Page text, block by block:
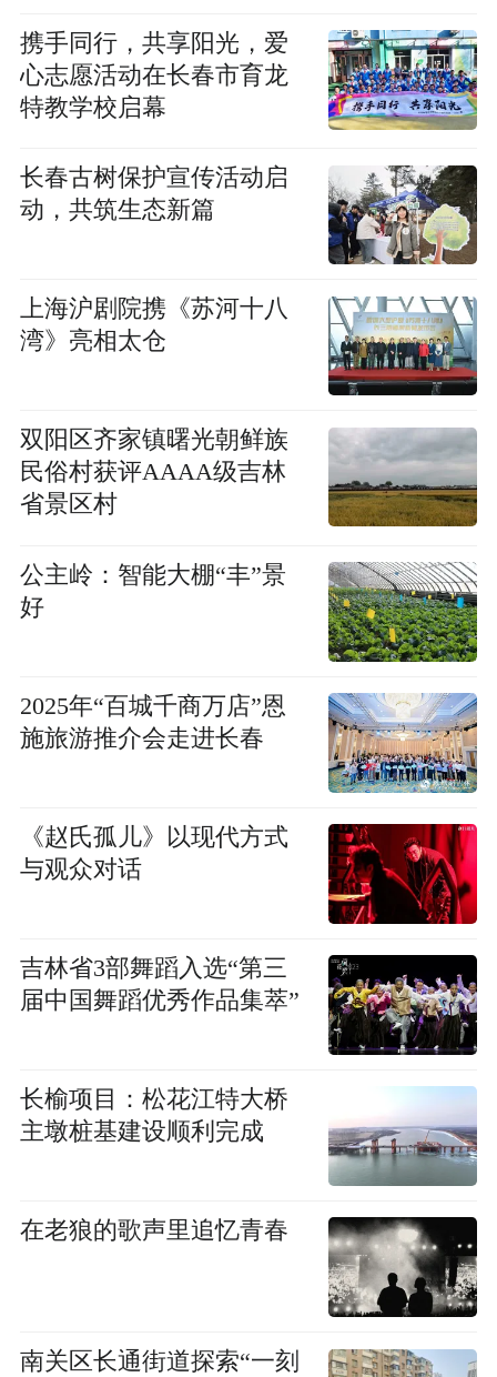
携手同行，共享阳光，爱
心志愿活动在长春市育龙
特教学校启幕
长春古树保护宣传活动启
动，共筑生态新篇
上海沪剧院携《苏河十八
湾》亮相太仓
双阳区齐家镇曙光朝鲜族
民俗村获评AAAA级吉林
省景区村
公主岭：智能大棚“丰”景
好
2025年“百城千商万店”恩
施旅游推介会走进长春
《赵氏孤儿》以现代方式
与观众对话
吉林省3部舞蹈入选“第三
届中国舞蹈优秀作品集萃”
长榆项目：松花江特大桥
主墩桩基建设顺利完成
在老狼的歌声里追忆青春
南关区长通街道探索“一刻